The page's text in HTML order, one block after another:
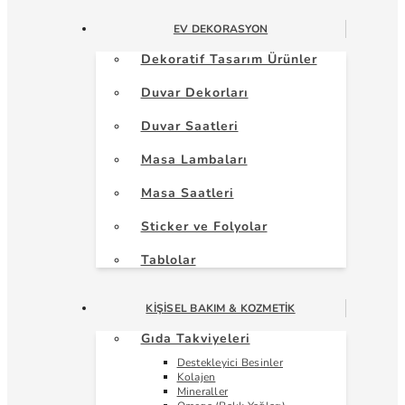
EV DEKORASYON
Dekoratif Tasarım Ürünler
Duvar Dekorları
Duvar Saatleri
Masa Lambaları
Masa Saatleri
Sticker ve Folyolar
Tablolar
KIŞISEL BAKIM & KOZMETIK
Gıda Takviyeleri
Destekleyici Besinler
Kolajen
Mineraller